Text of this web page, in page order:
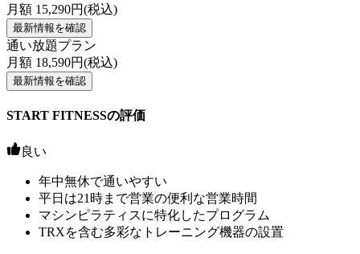
月額 15,290円(税込)
最新情報を確認
通い放題プラン
月額 18,590円(税込)
最新情報を確認
START FITNESSの評価
良い
年中無休で通いやすい
平日は21時まで営業の便利な営業時間
マシンピラティスに特化したプログラム
TRXを含む多彩なトレーニング機器の設置